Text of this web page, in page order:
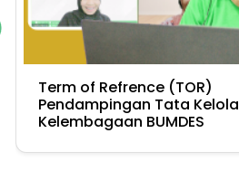
Term of Refrence (TOR)
Pendampingan Tata Kelola
Kelembagaan BUMDES